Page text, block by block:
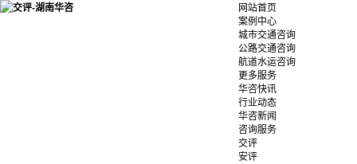
网站首页
案例中心
城市交通咨询
公路交通咨询
航道水运咨询
更多服务
华咨快讯
行业动态
华咨新闻
咨询服务
交评
安评